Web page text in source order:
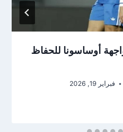
أوساسونا للحفاظ
فبراير 19, 2026